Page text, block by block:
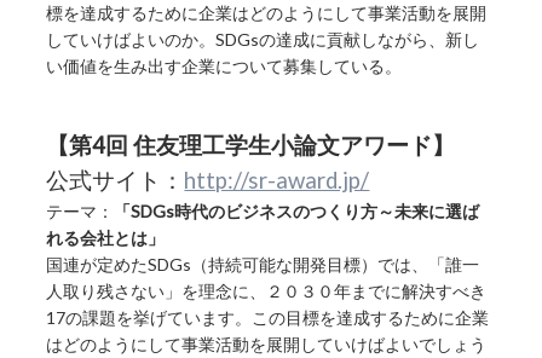
標を達成するために企業はどのようにして事業活動を展開
していけばよいのか。SDGsの達成に貢献しながら、新し
い価値を生み出す企業について募集している。
【第4回 住友理工学生小論文アワード】
公式サイト： http://sr-award.jp/
テーマ：
「SDGs時代のビジネスのつくり方～未来に選ば
れる会社とは」
国連が定めたSDGs（持続可能な開発目標）では、「誰一
人取り残さない」を理念に、２０３０年までに解決すべき
17の課題を挙げています。この目標を達成するために企業
はどのようにして事業活動を展開していけばよいでしょう